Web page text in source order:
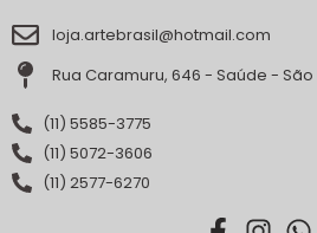
loja.artebrasil@hotmail.com
Rua Caramuru, 646 - Saúde - São
(11) 5585-3775
(11) 5072-3606
(11) 2577-6270